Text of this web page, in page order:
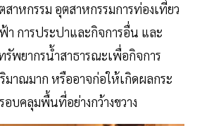
าหกรรม อุตสาหกรรมการท่องเที่ยว
า การประปาและกิจการอื่น และ
รัพยากรน้ำสาธารณะเพื่อกิจการ
าณมาก หรืออาจก่อให้เกิดผลกระ
บคลุมพื้นที่อย่างกว้างขวาง